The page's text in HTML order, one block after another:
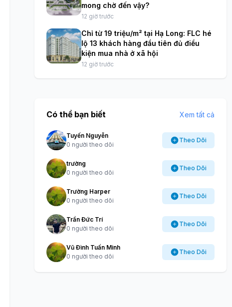
mong chờ đến vậy?
12 giờ trước
Chỉ từ 19 triệu/m² tại Hạ Long: FLC hé
lộ 13 khách hàng đầu tiên đủ điều
kiện mua nhà ở xã hội
12 giờ trước
Có thể bạn biết Xem tất cả
Tuyến Nguyễn
0 người theo dõi
Theo Dõi
trường
0 người theo dõi
Theo Dõi
Trường Harper
0 người theo dõi
Theo Dõi
Trần Đức Trí
0 người theo dõi
Theo Dõi
Vũ Đình Tuấn Minh
0 người theo dõi
Theo Dõi